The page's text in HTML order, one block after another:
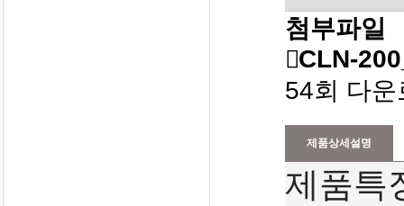
첨부파일
CLN-
54회 다
제품상세설명
제품특